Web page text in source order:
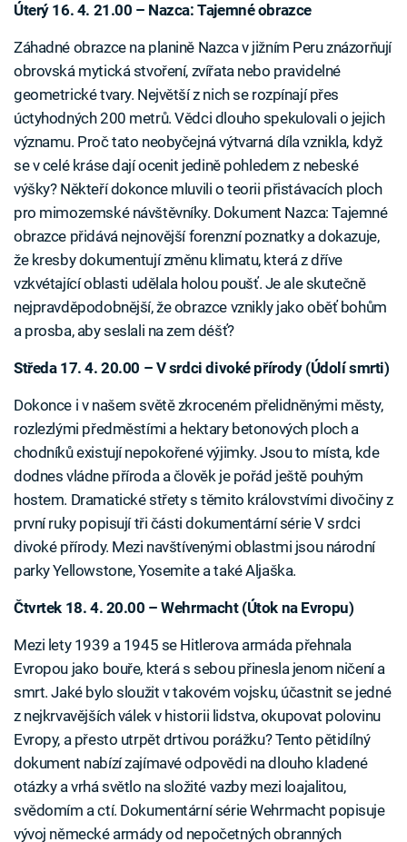
Úterý 16. 4. 21.00 – Nazca: Tajemné obrazce
Záhadné obrazce na planině Nazca v jižním Peru znázorňují
obrovská mytická stvoření, zvířata nebo pravidelné
geometrické tvary. Největší z nich se rozpínají přes
úctyhodných 200 metrů. Vědci dlouho spekulovali o jejich
významu. Proč tato neobyčejná výtvarná díla vznikla, když
se v celé kráse dají ocenit jedině pohledem z nebeské
výšky? Někteří dokonce mluvili o teorii přistávacích ploch
pro mimozemské návštěvníky. Dokument Nazca: Tajemné
obrazce přidává nejnovější forenzní poznatky a dokazuje,
že kresby dokumentují změnu klimatu, která z dříve
vzkvétající oblasti udělala holou poušť. Je ale skutečně
nejpravděpodobnější, že obrazce vznikly jako oběť bohům
a prosba, aby seslali na zem déšť?
Středa 17. 4. 20.00 – V srdci divoké přírody (Údolí smrti)
Dokonce i v našem světě zkroceném přelidněnými městy,
rozlezlými předměstími a hektary betonových ploch a
chodníků existují nepokořené výjimky. Jsou to místa, kde
dodnes vládne příroda a člověk je pořád ještě pouhým
hostem. Dramatické střety s těmito královstvími divočiny z
první ruky popisují tři části dokumentární série V srdci
divoké přírody. Mezi navštívenými oblastmi jsou národní
parky Yellowstone, Yosemite a také Aljaška.
Čtvrtek 18. 4. 20.00 – Wehrmacht (Útok na Evropu)
Mezi lety 1939 a 1945 se Hitlerova armáda přehnala
Evropou jako bouře, která s sebou přinesla jenom ničení a
smrt. Jaké bylo sloužit v takovém vojsku, účastnit se jedné
z nejkrvavějších válek v historii lidstva, okupovat polovinu
Evropy, a přesto utrpět drtivou porážku? Tento pětidílný
dokument nabízí zajímavé odpovědi na dlouho kladené
otázky a vrhá světlo na složité vazby mezi loajalitou,
svědomím a ctí. Dokumentární série Wehrmacht popisuje
vývoj německé armády od nepočetných obranných